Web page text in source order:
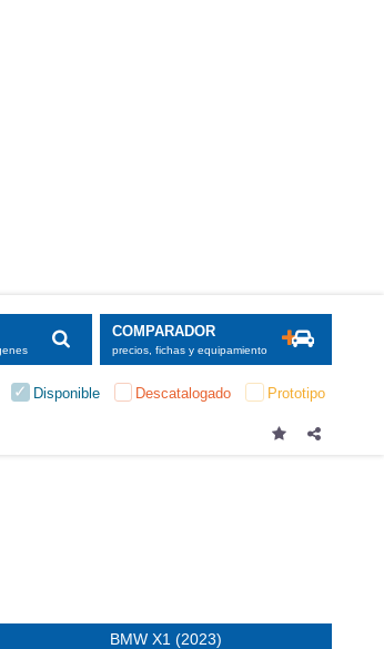
COMPARADOR
precios, fichas y equipamiento
Disponible Descatalogado Prototipo
BMW X1 (2023)